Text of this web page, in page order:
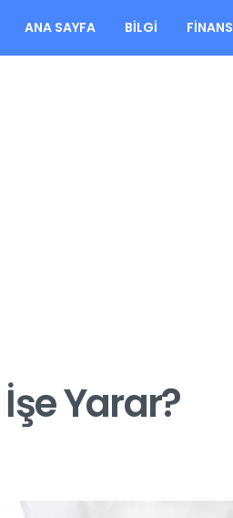
ANA SAYFA BILGI FINANS
Yarar?